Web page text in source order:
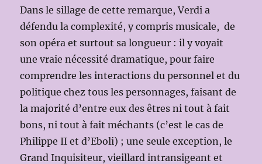
Dans le sillage de cette remarque, Verdi a
défendu la complexité, y compris musicale, de
son opéra et surtout sa longueur : il y voyait
une vraie nécessité dramatique, pour faire
comprendre les interactions du personnel et du
politique chez tous les personnages, faisant de
la majorité d’entre eux des êtres ni tout à fait
bons, ni tout à fait méchants (c’est le cas de
Philippe II et d’Eboli) ; une seule exception, le
Grand Inquisiteur, vieillard intransigeant et